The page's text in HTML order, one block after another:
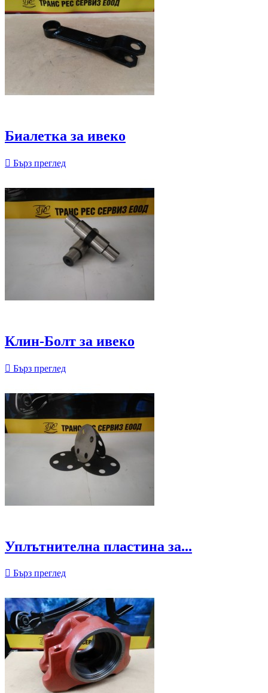
Биалетка за ивеко
 Бърз преглед
Клин-Болт за ивеко
 Бърз преглед
Уплътнителна пластина за...
 Бърз преглед